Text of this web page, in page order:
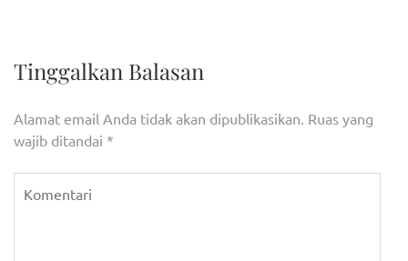
Tinggalkan Balasan
Alamat email Anda tidak akan dipublikasikan. Ruas yang
wajib ditandai *